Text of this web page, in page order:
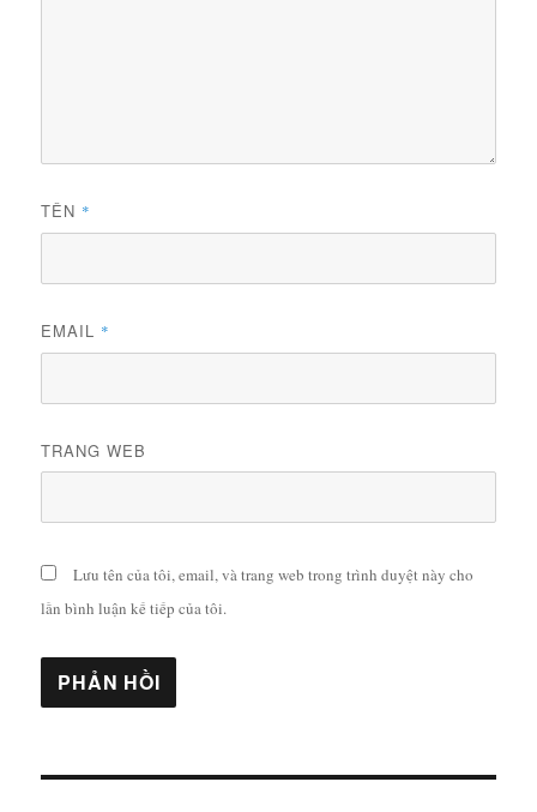
TÊN *
EMAIL *
TRANG WEB
Lưu tên của tôi, email, và trang web trong trình duyệt này cho
lần bình luận kế tiếp của tôi.